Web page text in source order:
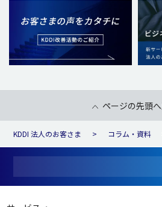
ページの先頭
KDDI 法人のお客さま コラム・資料